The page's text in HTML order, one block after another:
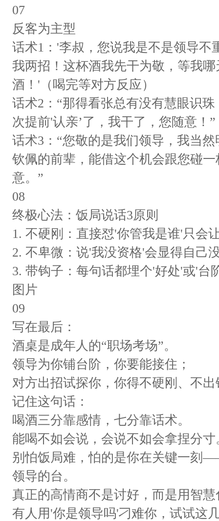
07
反客为主型
话术1：'李叔，您说我是不是领导
我两招！这杯酒我先干为敬，等我
酒！'（喝完等对方反应）
话术2：“那得看张总有没有慧眼识
次提前'认亲’了，我干了，您随意！”
话术3：“您敬的是我们领导，我当
钦佩的前辈，能借这个机会跟您碰
意。”
08
终极心法：饭局说话3原则
1. 不硬刚：直接怼'你管我是谁'只会
2. 不卑微：说'我没资格'会显得自己
3. 带钩子：每句话都埋个'好处'或'台
图片
09
写在最后：
酒桌是成年人的“职场考场”。
领导为你铺台阶，你要能接住；
对方出招试探你，你得不硬刚、不出
记住这句话：
喝酒三分靠感情，七分靠话术。
能喝不如会说，会说不如会拿捏分寸
别怕饭局难，怕的是你在关键一刻
领导的台。
真正的高情商不是讨好，而是用智
有人用'你是领导吗'刁难你，试试这